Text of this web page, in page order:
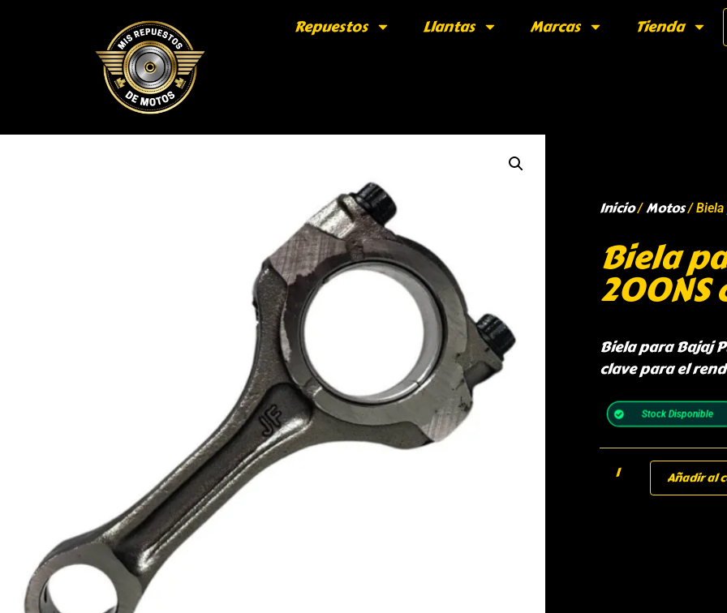
Repuestos Llantas Marcas Tienda
Inicio/Motos/ Biela
Biela
200NS
Biela para Bajaj
clave para el
Stock Disponible
Añadir al